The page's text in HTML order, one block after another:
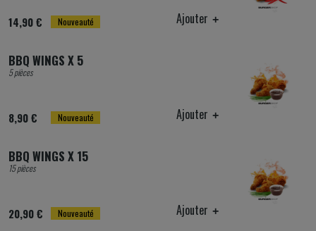
Nouveauté
14,90 € Ajouter
Nouveauté
BBQ WINGS X 5
5 pièces
8,90 € Ajouter
Nouveauté
BBQ WINGS X 15
15 pièces
20,90 € Ajouter